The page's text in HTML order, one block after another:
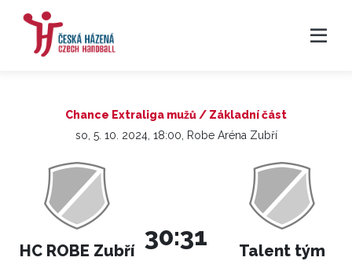
Chance Extraliga mužů / Základní část
so, 5. 10. 2024, 18:00, Robe Aréna Zubří
HC ROBE Zubří 30:31
Talent tým